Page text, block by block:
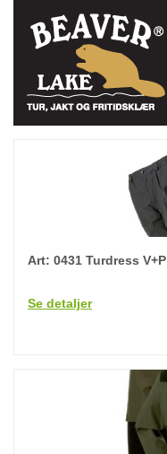
content
Art: 0431 Turdress V+P
Se detaljer